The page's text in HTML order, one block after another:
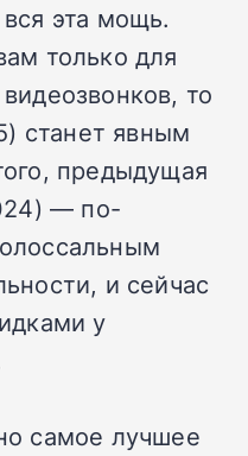
эта мощь.
только для
то
станет явным
предыдущая
— по-
и сейчас
у
самое лучшее